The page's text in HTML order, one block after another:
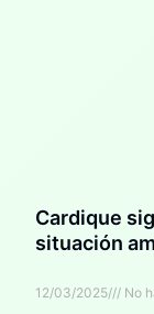
Cardique
situación
12/03/2025 No